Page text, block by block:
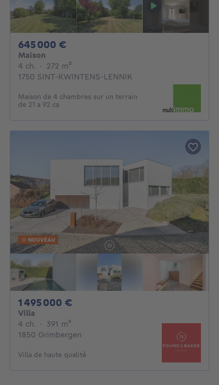
645 000 €
Maison
4 ch. 4 chambres
· 272 m²
1750 SINT-KWINTENS-LENNIK
Maison de 4 chambres sur un terrain
de 21 a 92 ca
NOUVEAU
1 495 000 €
Villa
4 ch. 4 chambres
· 391 m²
1850 Grimbergen
Villa de haute qualité